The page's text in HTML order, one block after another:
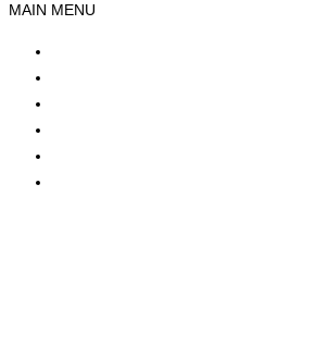
MAIN MENU